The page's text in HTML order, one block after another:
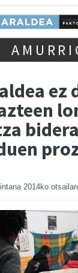
ez
2014ko